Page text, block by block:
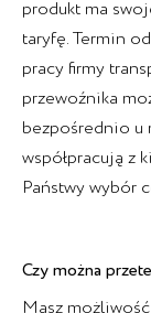
produkt ma
taryfę. Termin
pracy firmy
przewoźnika
bezpośrednio u
współpracują z
Państwy wybór
Czy można
Masz